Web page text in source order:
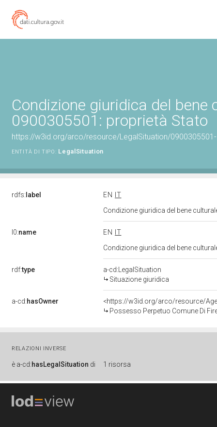
Condizione giuridica del bene
0900305501: proprietà Stato
https://w3id.org/arco/resource/LegalSituation/
ENTITÀ DI TIPO: LegalSituation
rdfs: label EN
IT
Condizione giuridica del bene
l0:name EN
IT
Condizione giuridica del bene
rdf:type
a-cd:LegalSituation
Situazione giuridica
a-cd:hasOwner
<https://w3id.org/arco/resource/
Possesso Perpetuo Comune Di
RELAZIONI INVERSE
è a-cd:hasLegalSituation di 1 risorsa